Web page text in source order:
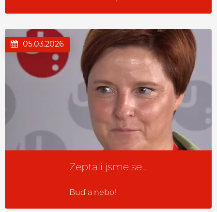
05.03.2026
Zeptali jsme se...
Buď a nebo!